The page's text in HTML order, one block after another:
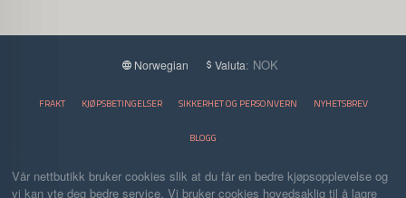
Norwegian Valuta: NOK
FRAKT KJØPSBETINGELSER SIKKERHET OG PERSONVERN NYHETSBREV
BLOGG
Vår nettbutikk bruker cookies slik at du får en bedre kjøpsopplevelse og
vi kan yte deg bedre service. Vi bruker cookies hovedsaklig til å lagre